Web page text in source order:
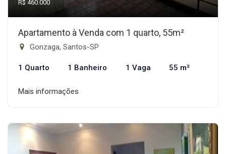
R$ 460.000
Apartamento à Venda com 1 quarto, 55m²
Gonzaga, Santos-SP
1 Quarto 1 Banheiro 1 Vaga 55 m²
Mais informações